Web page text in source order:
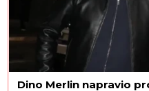
Dino Merlin napravio